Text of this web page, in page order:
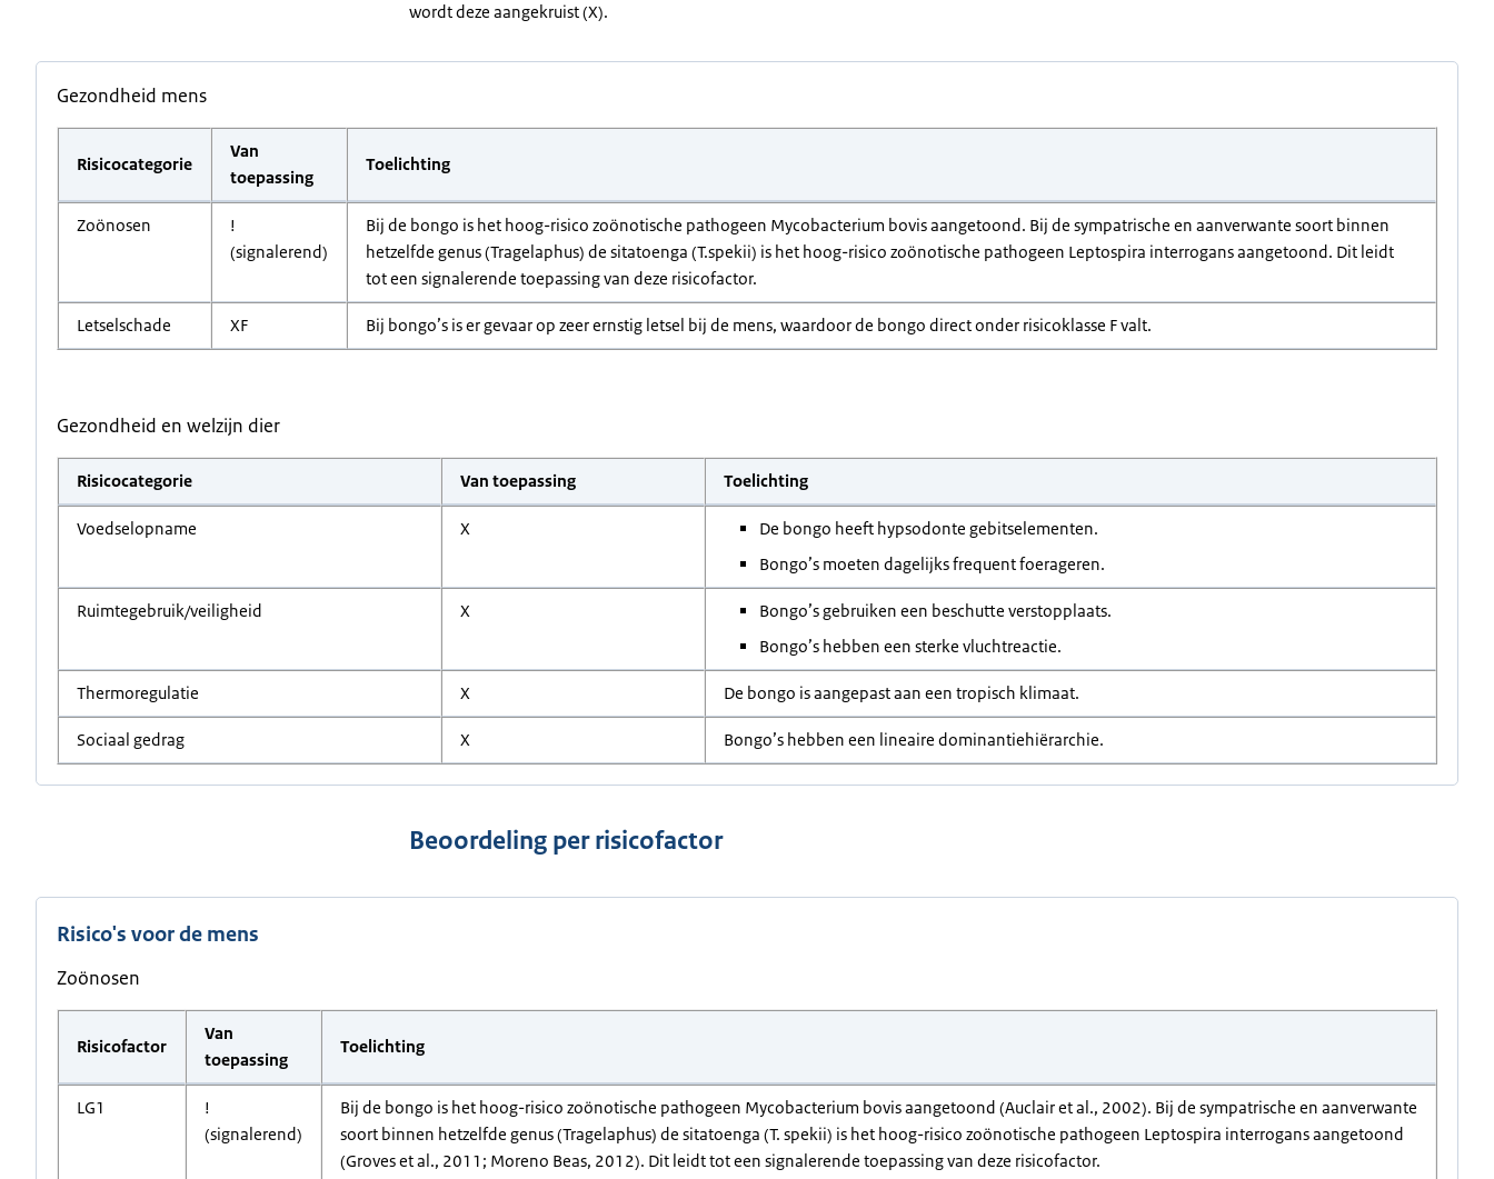
wordt deze aangekruist (X).
Gezondheid mens
Risicocategorie
Van
toepassing
Toelichting
Zoönosen
!
(signalerend)
Bij de bongo is het hoog-risico zoönotische pathogeen Mycobacterium bovis aangetoond. Bij de sympatrische en aanverwante soort binnen
hetzelfde genus (Tragelaphus) de sitatoenga (T.spekii) is het hoog-risico zoönotische pathogeen Leptospira interrogans aangetoond. Dit leidt
tot een signalerende toepassing van deze risicofactor.
Letselschade XF Bij bongo’s is er gevaar op zeer ernstig letsel bij de mens, waardoor de bongo direct onder risicoklasse F valt.
Gezondheid en welzijn dier
Risicocategorie Van toepassing Toelichting
Voedselopname X
De bongo heeft hypsodonte gebitselementen.
Bongo’s moeten dagelijks frequent foerageren.
Ruimtegebruik/veiligheid X
Bongo’s gebruiken een beschutte verstopplaats.
Bongo’s hebben een sterke vluchtreactie.
Thermoregulatie X De bongo is aangepast aan een tropisch klimaat.
Sociaal gedrag X Bongo’s hebben een lineaire dominantiehiërarchie.
Beoordeling per risicofactor
Risico's voor de mens
Zoönosen
Risicofactor
Van
toepassing
Toelichting
LG1
!
(signalerend)
Bij de bongo is het hoog-risico zoönotische pathogeen Mycobacterium bovis aangetoond (Auclair et al., 2002). Bij de sympatrische en aanverwante
soort binnen hetzelfde genus (Tragelaphus) de sitatoenga (T. spekii) is het hoog-risico zoönotische pathogeen Leptospira interrogans aangetoond
(Groves et al., 2011; Moreno Beas, 2012). Dit leidt tot een signalerende toepassing van deze risicofactor.